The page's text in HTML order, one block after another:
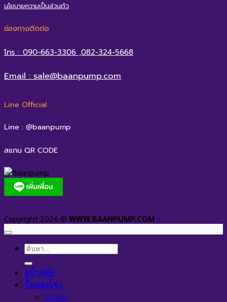
นโยบายความเป็นส่วนตัว
ช่องทางติดต่อ
โทร : 090-663-3306 ,082-324-5668
Email : sale@baanpump.com
Line Official
Line : @baanpump
สแกน QR CODE
Copyright 2026 © WWW.BAANPUMP.COM
ค้นหา:
หน้าหลัก
ปั๊มหอยโข่ง
STAGE